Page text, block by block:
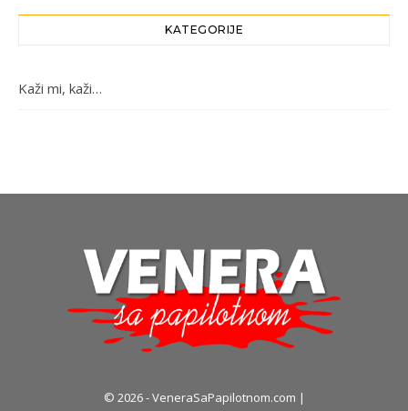
KATEGORIJE
Kaži mi, kaži…
© 2026 - VeneraSaPapilotnom.com |